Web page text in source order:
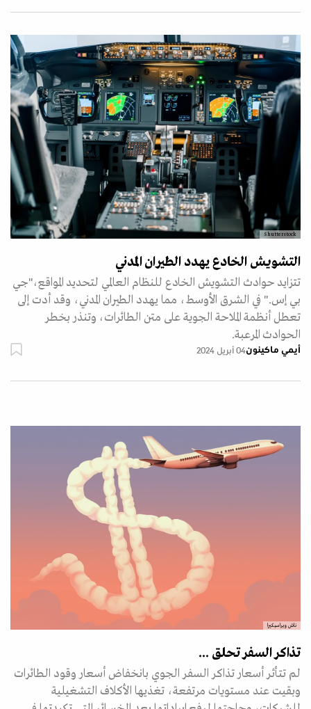
Shutterstock
التشويش الخادع يهدد الطيران المدني
تتزايد حوادث التشويش الخادع للنظام العالمي لتحديد المواقع،"جي
بي إس." في الشرق الأوسط، مما يهدد الطيران المدني، وقد أدت إلى
تعطل أنظمة الملاحة الجوية على متن الطائرات، وتنذر بخطر
الحوادث المرعبة.
أيمي ماكينون04 أبريل 2024
ناش ويراسيكيرا
تذاكر السفر تحلق ...
لم تتأثر أسعار تذاكر السفر الجوي بانخفاض أسعار وقود الطائرات
وبقيت عند مستويات مرتفعة، تغذيها الأكلاف التشغيلية